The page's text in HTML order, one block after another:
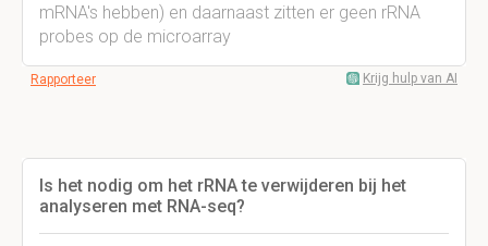
mRNA's hebben) en daarnaast zitten er geen rRNA
probes op de microarray
Rapporteer Krijg hulp van AI
Is het nodig om het rRNA te verwijderen bij het
analyseren met RNA-seq?